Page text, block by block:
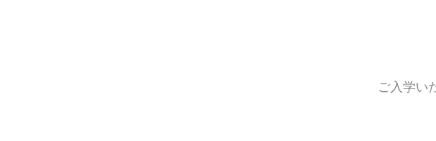
ご入学い